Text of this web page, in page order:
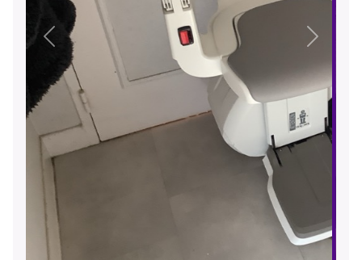
Précédent Suivant